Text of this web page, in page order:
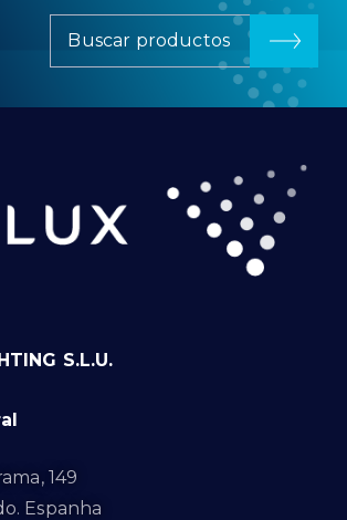
Buscar productos
S.L.U.
149
Espanha